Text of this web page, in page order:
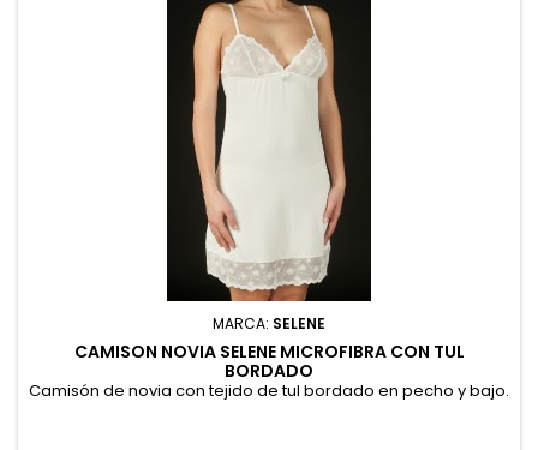
MARCA: SELENE
CAMISON NOVIA SELENE MICROFIBRA CON TUL
BORDADO
Camisón de novia con tejido de tul bordado en pecho y bajo.